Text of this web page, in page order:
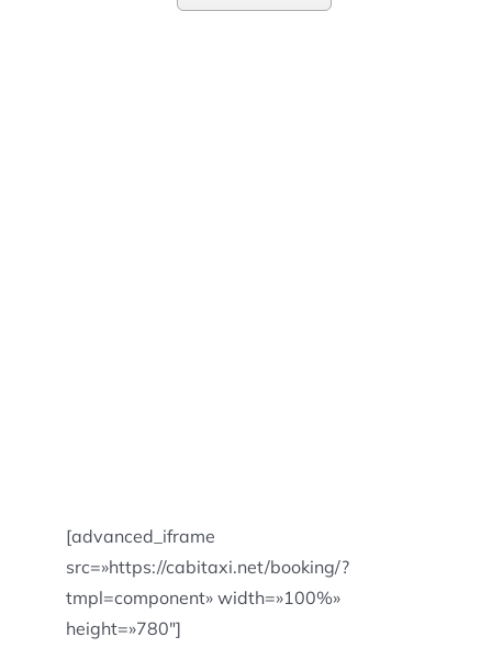
[advanced_iframe
src=»https://cabitaxi.net/booking/?
tmpl=component» width=»100%»
height=»780″]